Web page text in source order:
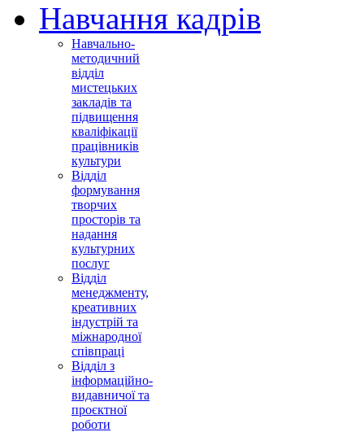
Навчання кадрів
Навчально-
методичний
відділ
мистецьких
закладів та
підвищення
кваліфікації
працівників
культури
Відділ
формування
творчих
просторів та
надання
культурних
послуг
Відділ
менеджменту,
креативних
індустрій та
міжнародної
співпраці
Відділ з
інформаційно-
видавничої та
проєктної
роботи